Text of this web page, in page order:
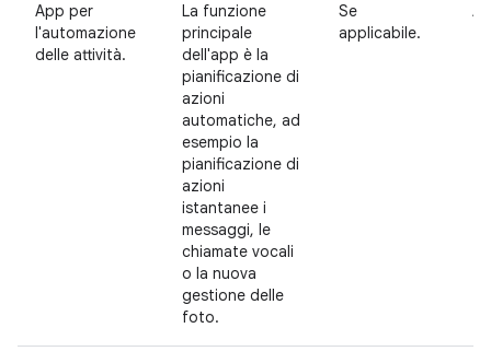
App per
l'automazione
delle attività.
La funzione
principale
dell'app è la
pianificazione di
azioni
automatiche, ad
esempio la
pianificazione di
azioni
istantanee i
messaggi, le
chiamate vocali
o la nuova
gestione delle
foto.
Se
applicabile.